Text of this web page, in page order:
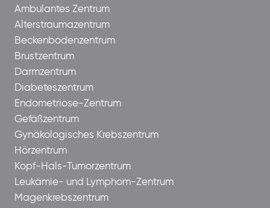
Ambulantes Zentrum
Alterstraumazentrum
Beckenbodenzentrum
Brustzentrum
Darmzentrum
Diabeteszentrum
Endometriose-Zentrum
Gefäßzentrum
Gynäkologisches Krebszentrum
Hörzentrum
Kopf-Hals-Tumorzentrum
Leukämie- und Lymphom-Zentrum
Magenkrebszentrum